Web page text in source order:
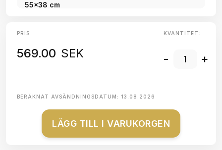
55x38 cm
PRIS
569.00 SEK
KVANTITET:
- +
BERÄKNAT AVSÄNDNINGSDATUM: 13.08.2026
LÄGG TILL I VARUKORGEN